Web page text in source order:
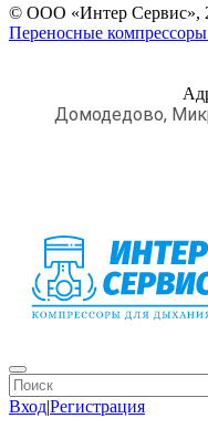
© ООО «Интер Сервис»,
Переносные компрессоры
Домодедово,
Вход|Регистрация